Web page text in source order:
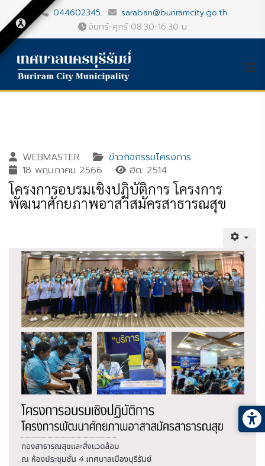
044602345
saraban@buriramcity.go.th
จันทร์-ศุกร์ 08.30-16.30 น.
WEBMASTER
ข่าวกิจกรรมโครงการ
18 พฤษภาคม 2566
ฮิต: 2514
โครงการอบรมเชิงปฏิบัติการ โครงการ
พัฒนาศักยภาพอาสาสมัครสาธารณสุข